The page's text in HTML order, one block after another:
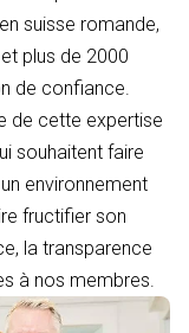
suisse romande,
plus de 2000
de confiance.
de cette expertise
souhaitent faire
environnement
fructifier son
la transparence
à nos membres.